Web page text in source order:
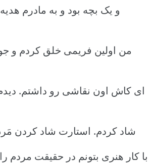
و یک بچه بود و به مادرم
من اولین فریمی خلق کردم و
ای کاش اون نقاشی رو داشتم.
شاد کردم. استارت شاد کردن
با کار هنری بتونم در حقیقت مردم